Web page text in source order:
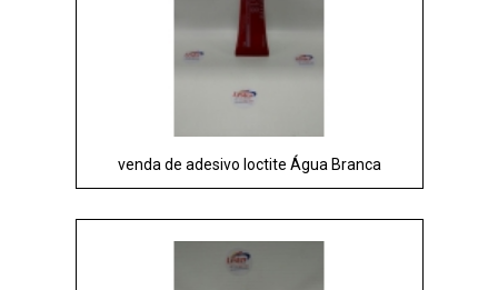
venda de adesivo loctite Água Branca